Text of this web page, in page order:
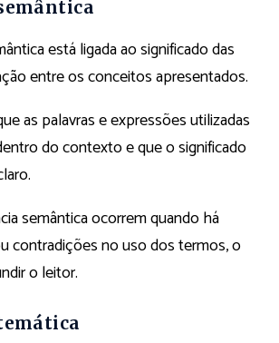
está ligada ao significado das
entre os conceitos apresentados.
as palavras e expressões utilizadas
do contexto e que o significado
semântica ocorrem quando há
contradições no uso dos termos, o
o leitor.